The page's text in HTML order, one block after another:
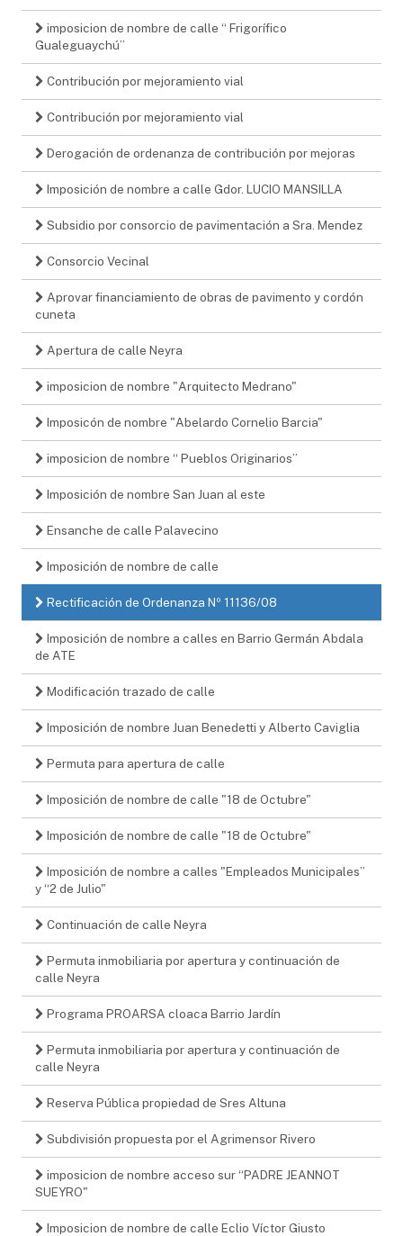
imposicion de nombre de calle “ Frigorífico
Gualeguaychú”
Contribución por mejoramiento vial
Contribución por mejoramiento vial
Derogación de ordenanza de contribución por mejoras
Imposición de nombre a calle Gdor. LUCIO MANSILLA
Subsidio por consorcio de pavimentación a Sra. Mendez
Consorcio Vecinal
Aprovar financiamiento de obras de pavimento y cordón
cuneta
Apertura de calle Neyra
imposicion de nombre "Arquitecto Medrano"
Imposicón de nombre "Abelardo Cornelio Barcia"
imposicion de nombre “ Pueblos Originarios”
Imposición de nombre San Juan al este
Ensanche de calle Palavecino
Imposición de nombre de calle
Rectificación de Ordenanza Nº 11136/08
Imposición de nombre a calles en Barrio Germán Abdala
de ATE
Modificación trazado de calle
Imposición de nombre Juan Benedetti y Alberto Caviglia
Permuta para apertura de calle
Imposición de nombre de calle "18 de Octubre"
Imposición de nombre de calle "18 de Octubre"
Imposición de nombre a calles "Empleados Municipales”
y “2 de Julio"
Continuación de calle Neyra
Permuta inmobiliaria por apertura y continuación de
calle Neyra
Programa PROARSA cloaca Barrio Jardín
Permuta inmobiliaria por apertura y continuación de
calle Neyra
Reserva Pública propiedad de Sres Altuna
Subdivisión propuesta por el Agrimensor Rivero
imposicion de nombre acceso sur “PADRE JEANNOT
SUEYRO"
Imposicion de nombre de calle Eclio Víctor Giusto